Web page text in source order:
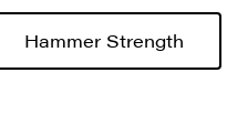
Hammer Strength